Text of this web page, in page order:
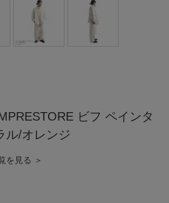
ビフ ペインタ
ル/オレンジ
を見る ＞